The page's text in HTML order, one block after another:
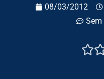
08/03/2012
Sem
